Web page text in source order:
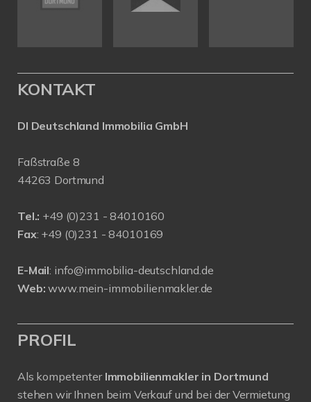
KONTAKT
DI Deutschland Immobilia GmbH
Faßstraße 8
44263 Dortmund
Tel.: +49 (0)231 - 84010160
Fax: +49 (0)231 - 84010169
E-Mail: info@immobilia-deutschland.de
Web: www.mein-immobilienmakler.de
PROFIL
Als kompetenter Immobilienmakler in Dortmund
stehen wir Ihnen beim Verkauf und bei der Vermietung